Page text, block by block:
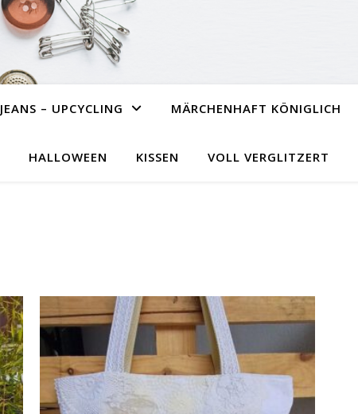
JEANS – UPCYCLING MÄRCHENHAFT KÖNIGLICH
HALLOWEEN KISSEN VOLL VERGLITZERT